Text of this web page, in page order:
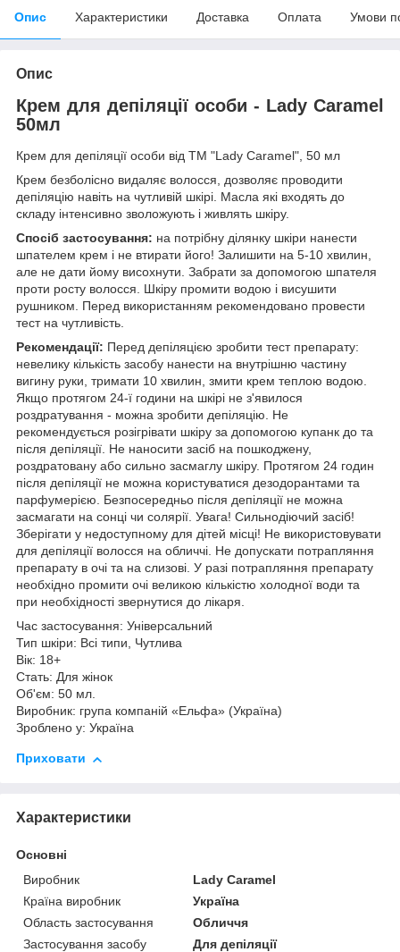
Опис Характеристики Доставка Оплата Умови
Опис
Крем для депіляції особи - Lady Caramel
50мл
Крем для депіляції особи від ТМ "Lady Caramel", 50 мл
Крем безболісно видаляє волосся, дозволяє проводити
депіляцію навіть на чутливій шкірі. Масла які входять до
складу інтенсивно зволожують і живлять шкіру.
Спосіб застосування: на потрібну ділянку шкіри нанести
шпателем крем і не втирати його! Залишити на 5-10 хвилин,
але не дати йому висохнути. Забрати за допомогою шпателя
проти росту волосся. Шкіру промити водою і висушити
рушником. Перед використанням рекомендовано провести
тест на чутливість.
Рекомендації: Перед депіляцією зробити тест препарату:
невелику кількість засобу нанести на внутрішню частину
вигину руки, тримати 10 хвилин, змити крем теплою водою.
Якщо протягом 24-ї години на шкірі не з'явилося
роздратування - можна зробити депіляцію. Не
рекомендується розігрівати шкіру за допомогою купанк до та
після депіляції. Не наносити засіб на пошкоджену,
роздратовану або сильно засмаглу шкіру. Протягом 24 годин
після депіляції не можна користуватися дезодорантами та
парфумерією. Безпосередньо після депіляції не можна
засмагати на сонці чи солярії. Увага! Сильнодіючий засіб!
Зберігати у недоступному для дітей місці! Не використовувати
для депіляції волосся на обличчі. Не допускати потрапляння
препарату в очі та на слизові. У разі потрапляння препарату
необхідно промити очі великою кількістю холодної води та
при необхідності звернутися до лікаря.
Час застосування: Універсальний
Тип шкіри: Всі типи, Чутлива
Вік: 18+
Стать: Для жінок
Об'єм: 50 мл.
Виробник: група компаній «Ельфа» (Україна)
Зроблено у: Україна
Приховати
Характеристики
Основні
Виробник
Lady Caramel
Країна виробник
Україна
Область застосування
Обличчя
Застосування засобу
Для депіляції